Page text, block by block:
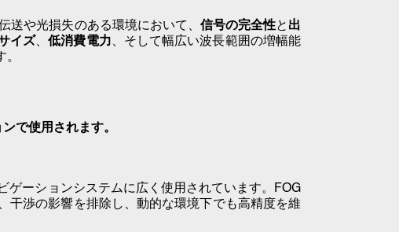
送や光損失のある環境において、 信号の完全性と 出
イズ、低消費電力 、そして幅広い波長範囲の増幅能
で使用されます。
ゲーションシステムに広く使用されています。FOG
、干渉の影響を排除し、動的な環境下でも高精度を維